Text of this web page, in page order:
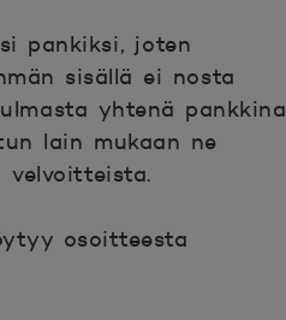
pankiksi, joten
sisällä ei nosta
yhtenä pankkina
lain mukaan ne
osoitteesta